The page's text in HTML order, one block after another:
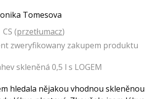
Tomesova
CS (przetłumacz)
zweryfikowany zakupem produktu
skleněná 0,5 l s LOGEM
hledala nějakou vhodnou skleněnou